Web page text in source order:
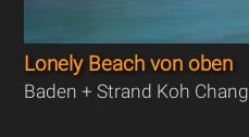
Lonely Beach von oben
Baden + Strand Koh Chang